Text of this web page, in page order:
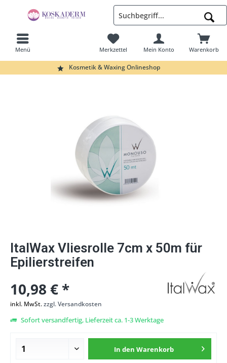
Kosmetik & Waxing Onlineshop
Menü Warenkorb
Merkzettel Mein Konto
ItalWax Vliesrolle 7cm x 50m für
Epilierstreifen
10,98 € *
inkl. MwSt.zzgl. Versandkosten
Sofort versandfertig, Lieferzeit ca. 1-3 Werktage
In den Warenkorb